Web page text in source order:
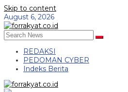
Skip to content
August 6, 2026
REDAKSI
PEDOMAN CYBER
Indeks Berita